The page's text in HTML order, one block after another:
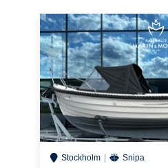
Stockholm Snipa